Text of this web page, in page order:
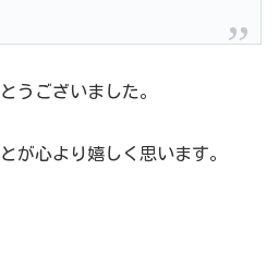
うございました。
が心より嬉しく思います。